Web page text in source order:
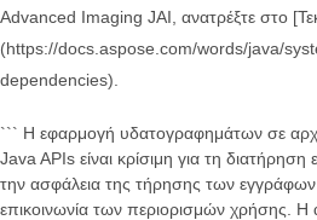
Advanced Imaging JAI, ανατρέξτε στο
(https://docs.aspose.com/words/java/
dependencies).
``` Η εφαρμογή υδατογραφημάτων σε
Java APIs είναι κρίσιμη για τη
την ασφάλεια της τήρησης των
επικοινωνία των περιορισμών χρήσης. Η